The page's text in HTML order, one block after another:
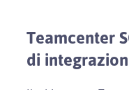
Teamcenter
di